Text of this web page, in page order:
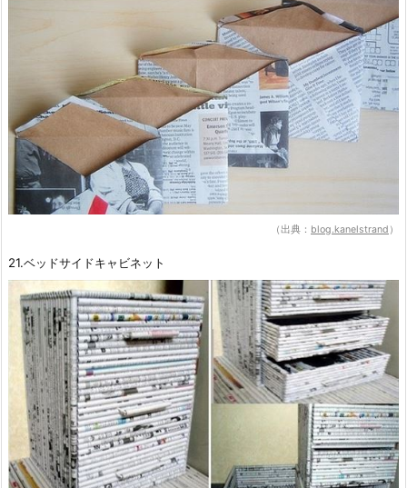
（出典： blog.kanelstrand ）
21.ベッドサイドキャビネット